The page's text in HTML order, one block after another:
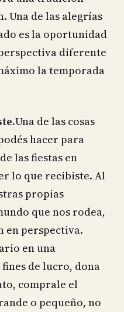
Una de las alegrías
es la oportunidad
diferente
la temporada
Una de las cosas
hacer para
las fiestas en
lo que recibiste. Al
propias
que nos rodea,
en perspectiva.
en una
de lucro, dona
comprale el
o pequeño, no